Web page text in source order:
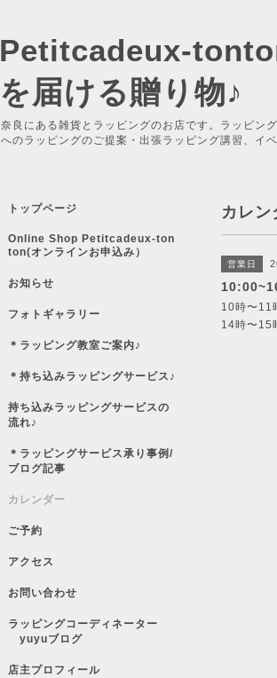
Petitcadeux-
を届ける贈り物♪
奈良にある雑貨とラッピングのお店です。ラッピン
へのラッピングのご提案・出張ラッピング講習、イ
カレン
営業日
10時〜
14時〜
トップページ
Online Shop Petitcadeux-ton
ton(オンラインお申込み）
お知らせ
フォトギャラリー
＊ラッピング教室ご案内♪
＊持ち込みラッピングサービス♪
持ち込みラッピングサービスの
流れ♪
＊ラッピングサービス承り事例/
ブログ記事
カレンダー
ご予約
アクセス
お問い合わせ
ラッピングコーディネーター
yuyuブログ
店主プロフィール